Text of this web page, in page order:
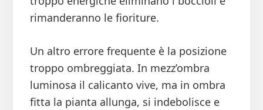
rimanderanno le fioriture.
Un altro errore frequente è la posizione
troppo ombreggiata. In mezz’ombra
luminosa il calicanto vive, ma in ombra
fitta la pianta allunga, si indebolisce e